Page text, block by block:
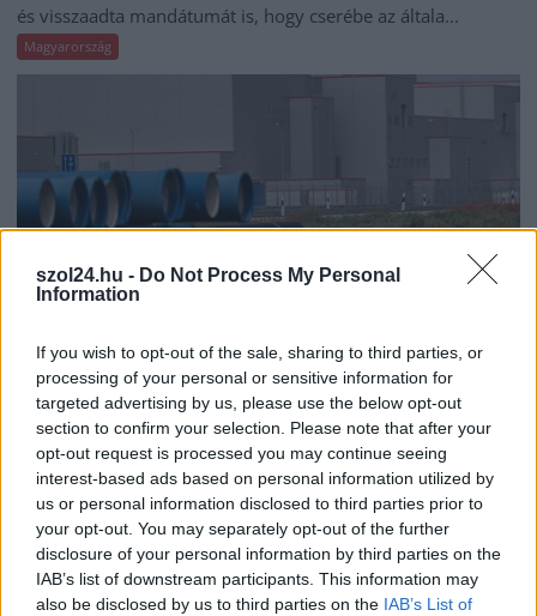
szol24.hu - Do Not Process My Personal
Information
If you wish to opt-out of the sale, sharing to third parties, or
processing of your personal or sensitive information for
targeted advertising by us, please use the below opt-out
section to confirm your selection. Please note that after your
opt-out request is processed you may continue seeing
interest-based ads based on personal information utilized by
us or personal information disclosed to third parties prior to
your opt-out. You may separately opt-out of the further
disclosure of your personal information by third parties on the
IAB’s list of downstream participants. This information may
also be disclosed by us to third parties on the IAB’s List of
és visszaadta mandátumát is, hogy cserébe az általa...
Magyarország
2026.08.07. Fazekas Adrián
Országos ellenőrzés indult a hazai akkumulátoripari
üzemekben
Szigorú hatósági vizsgálat alá vonják az akkumulátorgyártás
teljes működési láncát Magyarországon. Az augusztus 1-jétől
indult országos...
Magyarország